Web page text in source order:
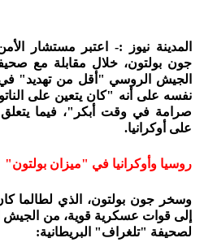
المدينة نيوز :- اعتبر مستشار
جون بولتون، خلال مقابلة مع
الجيش الروسي "أقل من تهديد" في
نفسه على أنه "كان يتعين على
صرامة في وقت أبكر"، فيما يتعلق
على أوكرانيا.
روسيا وأوكرانيا في "ميزان بولتون"
وسخر جون بولتون، الذي لطالما
إلى قوات عسكرية قوية، من
لصحيفة "تلغراف" البريطانية: